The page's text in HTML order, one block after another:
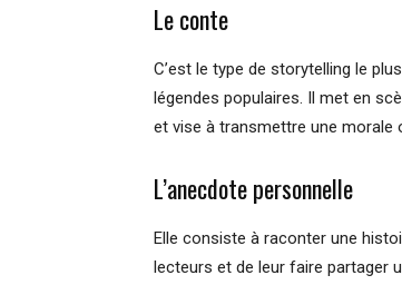
Le conte
C’est le type de storytelling le
légendes populaires. Il met en
et vise à transmettre une morale
L’anecdote personnelle
Elle consiste à raconter une
lecteurs et de leur faire partager